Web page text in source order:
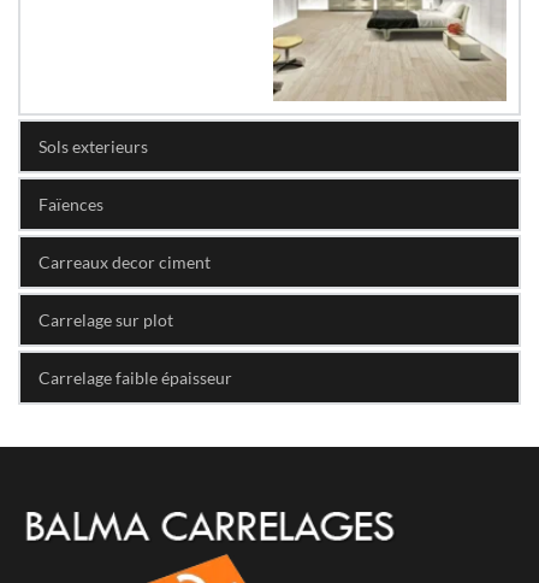
Sols exterieurs
Faïences
Carreaux decor ciment
Carrelage sur plot
Carrelage faible épaisseur